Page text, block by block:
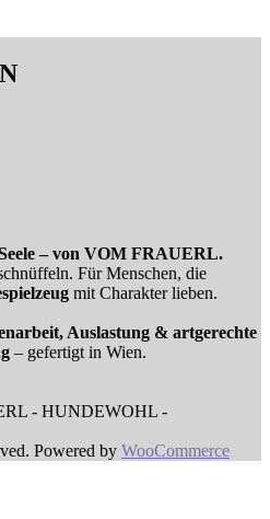
– von VOM FRAUERL.
Für Menschen, die
mit Charakter lieben.
Auslastung & artgerechte
– gefertigt in Wien.
Powered by WooCommerce